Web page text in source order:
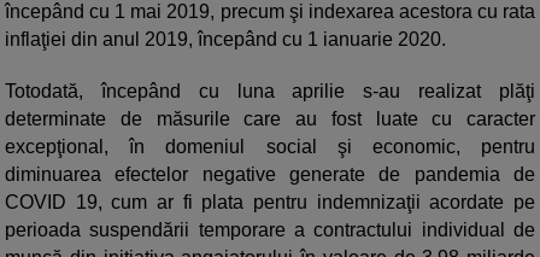
începând cu 1 mai 2019, precum şi indexarea acestora cu rata
inflaţiei din anul 2019, începând cu 1 ianuarie 2020.
Totodată, începând cu luna aprilie s-au realizat plăţi
determinate de măsurile care au fost luate cu caracter
excepţional, în domeniul social şi economic, pentru
diminuarea efectelor negative generate de pandemia de
COVID 19, cum ar fi plata pentru indemnizaţii acordate pe
perioada suspendării temporare a contractului individual de